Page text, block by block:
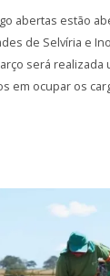
abertas estão
de Selvíria e
será
em ocupar os